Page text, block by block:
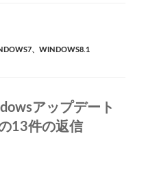
、 WINDOWS8.1
アップデート
13件の返信